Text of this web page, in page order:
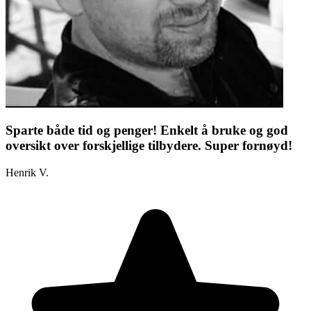
Sparte både tid og penger! Enkelt å bruke og god
oversikt over forskjellige tilbydere. Super fornøyd!
Henrik V.